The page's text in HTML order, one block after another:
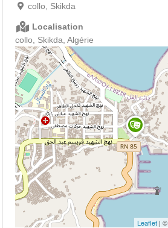
collo, Skikda
Localisation
collo, Skikda, Algérie
Leaflet| ©